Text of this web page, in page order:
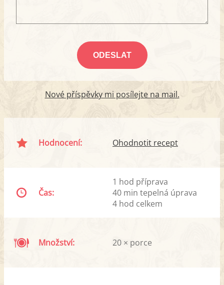
Nové příspěvky mi posílejte na mail.
Hodnocení: Ohodnotit recept
Čas:
1 hod příprava
40 min tepelná úprava
4 hod celkem
Množství: 20 × porce